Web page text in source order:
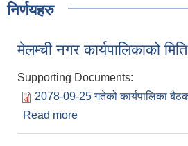
निर्णयहरु
मेलम्ची नगर कार्यपालिकाको
Supporting Documents:
2078-09-25 गतेको कार्यपालिका
Read more